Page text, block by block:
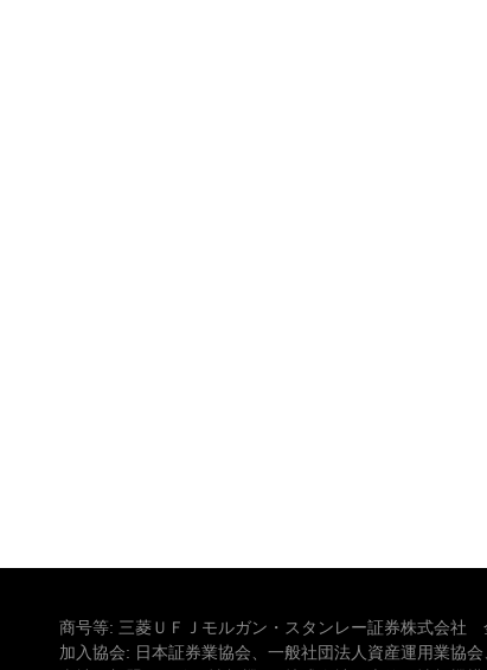
商号等: 三菱ＵＦＪモルガン・スタンレー証券株式会
加入協会: 日本証券業協会、一般社団法人資産運用業協